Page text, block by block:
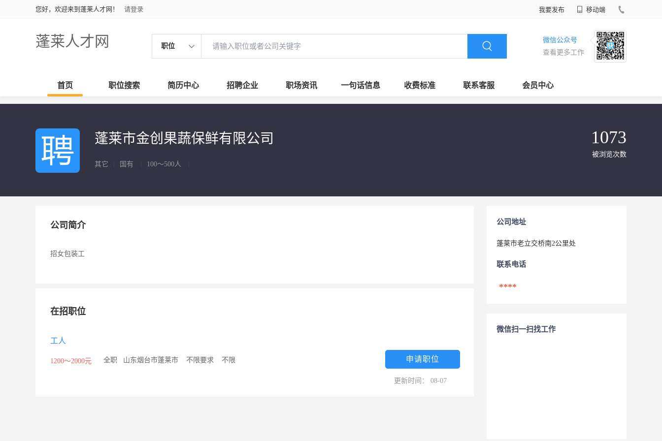
您好，欢迎来到蓬莱人才网！ 请登录 我要发布 移动端
蓬莱人才网 职位
微信公众号
查看更多工作
首页 职位搜索 简历中心 招聘企业 职场资讯 一句话信息 收费标准 联系客服 会员中心
蓬莱市金创果蔬保鲜有限公司
其它 国有 100～500人
1073
被浏览次数
公司简介
招女包装工
在招职位
工人
1200～2000元 全职 山东烟台市蓬莱市 不限要求 不限 申请职位
更新时间： 08-07
公司地址
蓬莱市老立交桥南2公里处
联系电话
****
微信扫一扫找工作